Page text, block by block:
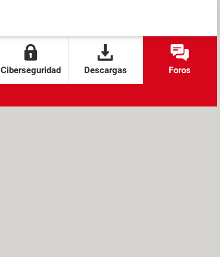
Ciberseguridad Descargas Foros